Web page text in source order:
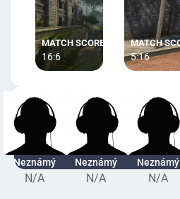
16:6 5:16
Neznámý
N/A
Neznámý
N/A
Neznámý
N/A